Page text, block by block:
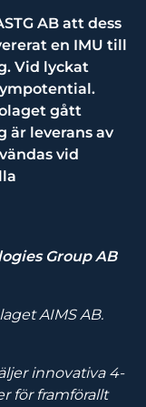
AB att dess
en IMU till
Vid lyckat
gått
är leverans av
vid
Group AB
AIMS AB.
innovativa 4-
för framförallt